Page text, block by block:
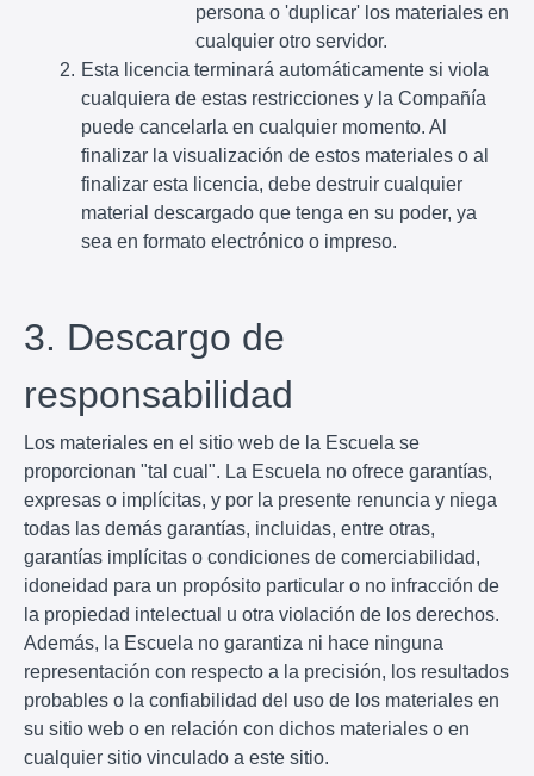
persona o 'duplicar' los materiales en
cualquier otro servidor.
Esta licencia terminará automáticamente si viola
cualquiera de estas restricciones y la Compañía
puede cancelarla en cualquier momento. Al
finalizar la visualización de estos materiales o al
finalizar esta licencia, debe destruir cualquier
material descargado que tenga en su poder, ya
sea en formato electrónico o impreso.
3. Descargo de
responsabilidad
Los materiales en el sitio web de la Escuela se
proporcionan "tal cual". La Escuela no ofrece garantías,
expresas o implícitas, y por la presente renuncia y niega
todas las demás garantías, incluidas, entre otras,
garantías implícitas o condiciones de comerciabilidad,
idoneidad para un propósito particular o no infracción de
la propiedad intelectual u otra violación de los derechos.
Además, la Escuela no garantiza ni hace ninguna
representación con respecto a la precisión, los resultados
probables o la confiabilidad del uso de los materiales en
su sitio web o en relación con dichos materiales o en
cualquier sitio vinculado a este sitio.